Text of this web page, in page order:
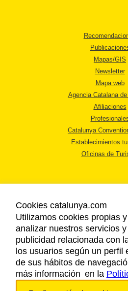
Mapas/GIS
Newsletter
Mapa web
Agencia Catalana
Afiliaciones
Catalunya
Establecimientos
Oficinas de
AVISO LEGAL
POLÍTICA DE
COOKIES
Cookies catalunya.com
Utilizamos cookies propias
analizar nuestros servicios
publicidad relacionada con
los usuarios según un perfil
de sus hábitos de
más información en la